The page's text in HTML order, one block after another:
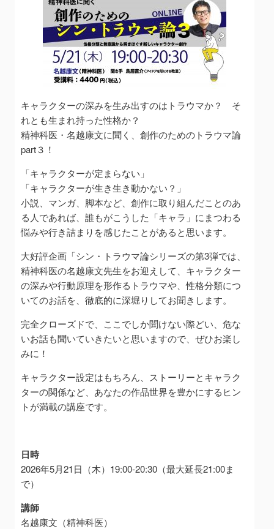
キャラクターの深みを生み出すのはトラウマか？ そ
れとも生まれ持った性格か？
精神科医・名越康文に聞く、創作のためのトラウマ論
part３！
「キャラクターが定まらない」
「キャラクターが生き生き動かない？」
小説、マンガ、脚本など、創作に取り組んだことのあ
る人であれば、誰もがこうした「キャラ」にまつわる
悩みや行き詰まりを感じたことがあると思います。
大好評企画「シン・トラウマ論シリーズの第3弾では、
精神科医の名越康文先生をお迎えして、キャラクター
の深みや行動原理を形作るトラウマや、性格分類につ
いてのお話を、徹底的に深堀りしてお聞きします。
完全クローズドで、ここでしか聞けない際どい、危な
いお話も聞いていきたいと思いますので、ぜひお楽し
みに！
キャラクター設定はもちろん、ストーリーとキャラク
ターの関係など、あなたの作品世界を豊かにするヒン
トが満載の講座です。
日時
2026年5月21日（木）19:00-20:30（最大延長21:00ま
で）
講師
名越康文（精神科医）